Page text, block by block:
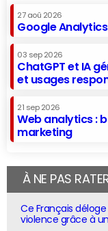
27 aoû 2026
Google
03 sep 2026
ChatGPT et IA
et usages
21 sep 2026
Web analytics :
marketing
À NE PAS
Ce Français
violence grâce à